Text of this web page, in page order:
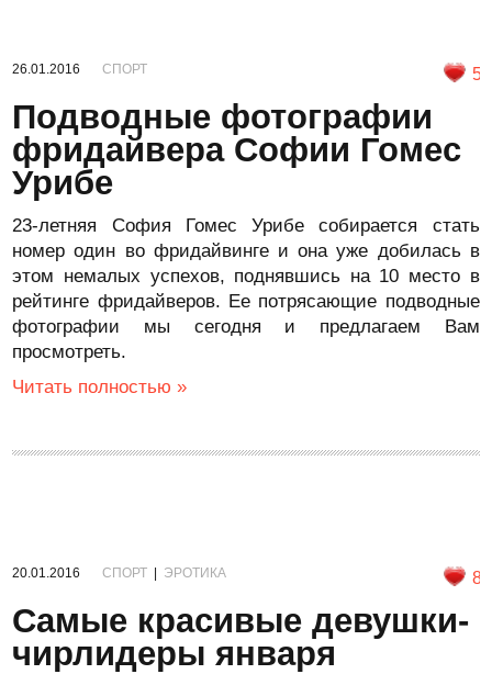
26.01.2016 СПОРТ 5
Подводные фотографии
фридайвера Софии Гомес
Урибе
23-летняя София Гомес Урибе собирается стать
номер один во фридайвинге и она уже добилась в
этом немалых успехов, поднявшись на 10 место в
рейтинге фридайверов. Ее потрясающие подводные
фотографии мы сегодня и предлагаем Вам
просмотреть.
Читать полностью »
20.01.2016 СПОРТ ЭРОТИКА 8
Самые красивые девушки-
чирлидеры января